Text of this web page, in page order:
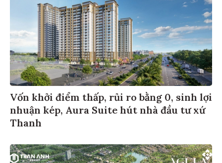
Vốn khởi điểm thấp, rủi ro bằng 0, sinh lợi
nhuận kép, Aura Suite hút nhà đầu tư xứ
Thanh